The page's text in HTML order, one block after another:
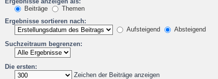
Beiträge
Themen
Ergebnisse sortieren nach:
Aufsteigend
Absteigend
Suchzeitraum begrenzen:
Die ersten:
Zeichen der Beiträge anzeigen